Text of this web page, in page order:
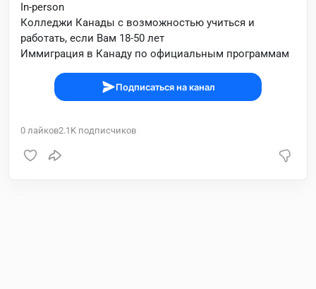
In-person
Колледжи Канады с возможностью учиться и
работать, если Вам 18-50 лет
Иммиграция в Канаду по официальным программам
Подписаться на канал
0 лайков2.1K подписчиков